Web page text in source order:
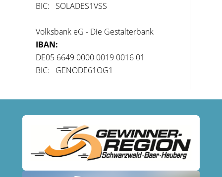
BIC: SOLADES1VSS
Volksbank eG - Die Gestalterbank
IBAN:
DE05 6649 0000 0019 0016 01
BIC: GENODE61OG1